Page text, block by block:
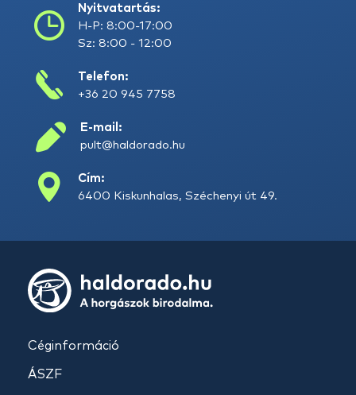
Nyitvatartás:
H-P: 8:00-17:00
Sz: 8:00 - 12:00
Telefon:
+36 20 945 7758
E-mail:
pult@haldorado.hu
Cím:
6400 Kiskunhalas, Széchenyi út 49.
Céginformáció
ÁSZF